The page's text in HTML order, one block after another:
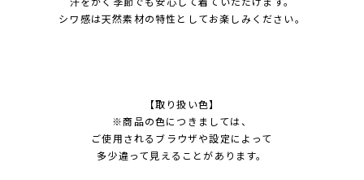
シワ感は天然素材の特性としてお楽しみください。
【取り扱い色】
※商品の色につきましては、
ご使用されるブラウザや設定によって
多少違って見えることがあります。